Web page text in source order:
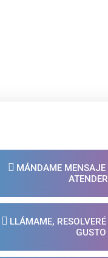
MÁNDAME MENSAJE
LLÁMAME,
GUSTO